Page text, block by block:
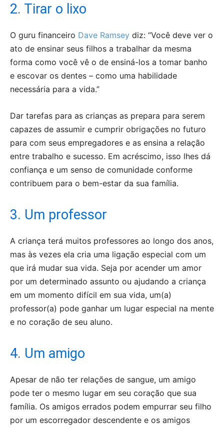
2. Tirar o lixo
O guru financeiro Dave Ramsey diz: “Você deve ver o
ato de ensinar seus filhos a trabalhar da mesma
forma como você vê o de ensiná-los a tomar banho
e escovar os dentes – como uma habilidade
necessária para a vida.”
Dar tarefas para as crianças as prepara para serem
capazes de assumir e cumprir obrigações no futuro
para com seus empregadores e as ensina a relação
entre trabalho e sucesso. Em acréscimo, isso lhes dá
confiança e um senso de comunidade conforme
contribuem para o bem-estar da sua família.
3. Um professor
A criança terá muitos professores ao longo dos anos,
mas às vezes ela cria uma ligação especial com um
que irá mudar sua vida. Seja por acender um amor
por um determinado assunto ou ajudando a criança
em um momento difícil em sua vida, um(a)
professor(a) pode ganhar um lugar especial na mente
e no coração de seu aluno.
4. Um amigo
Apesar de não ter relações de sangue, um amigo
pode ter o mesmo lugar em seu coração que sua
família. Os amigos errados podem empurrar seu filho
por um escorregador descendente e os amigos